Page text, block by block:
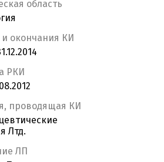
область
окончания КИ
РКИ
проводящая КИ
Лтд.
ЛП